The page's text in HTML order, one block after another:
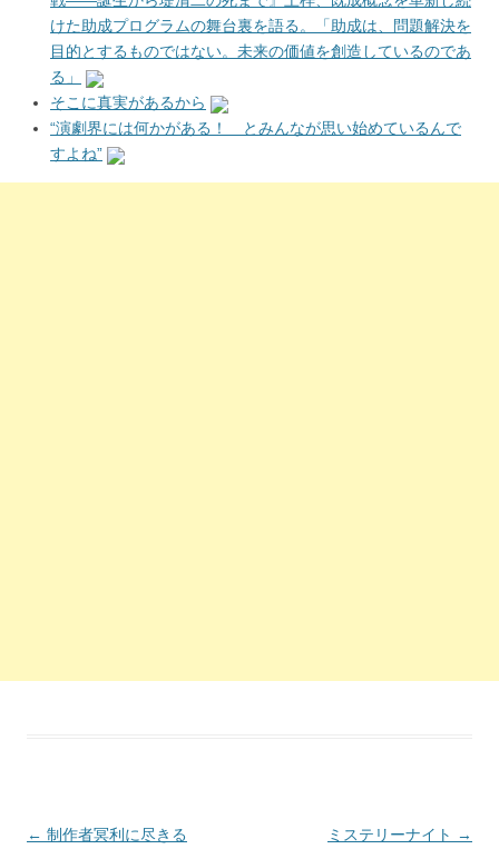
けた助成プログラムの舞台裏を語る。「助成は、問題解決を
目的とするものではない。未来の価値を創造しているのであ
る」
そこに真実があるから
“演劇界には何かがある！ とみんなが思い始めているんで
すよね”
投稿ナビゲーション
← 制作者冥利に尽きる ミステリーナイト →